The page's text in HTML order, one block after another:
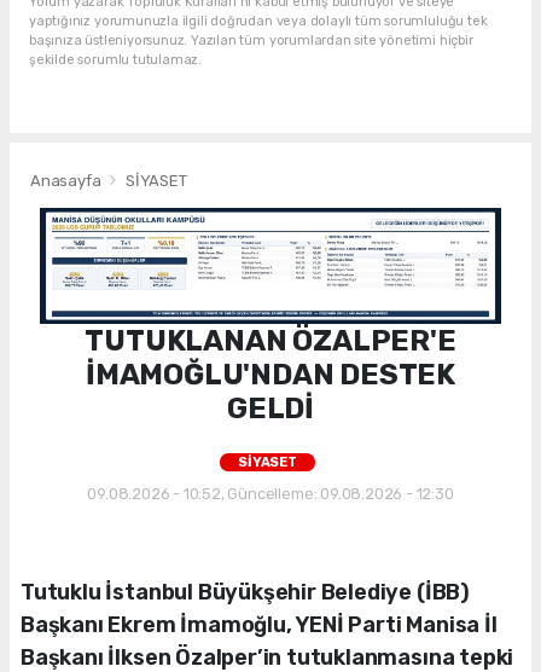
yaptığınız yorumunuzla ilgili doğrudan veya dolaylı tüm sorumluluğu tek
başınıza üstleniyorsunuz. Yazılan tüm yorumlardan site yönetimi hiçbir
şekilde sorumlu tutulamaz.
Anasayfa SİYASET
TUTUKLANAN ÖZALPER'E
İMAMOĞLU'NDAN DESTEK
GELDİ
SİYASET
09.08.2026 - 10:52, Güncelleme: 09.08.2026 - 12:30
Tutuklu İstanbul Büyükşehir Belediye (İBB)
Başkanı Ekrem İmamoğlu, YENİ Parti Manisa İl
Başkanı İlksen Özalper’in tutuklanmasına tepki